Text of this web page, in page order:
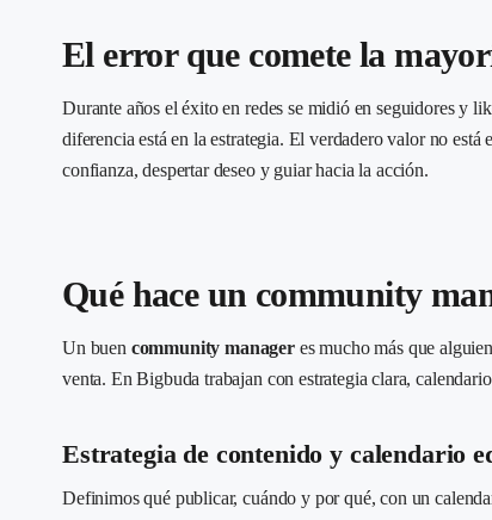
El error que comete la
Durante años el éxito en redes se midió en seguidores y
diferencia está en la estrategia. El verdadero valor no
confianza, despertar deseo y guiar hacia la acción.
Qué hace un community
Un buen community manager es mucho más que
venta. En Bigbuda trabajan con estrategia clara,
Estrategia de contenido y calendario
Definimos qué publicar, cuándo y por qué, con un